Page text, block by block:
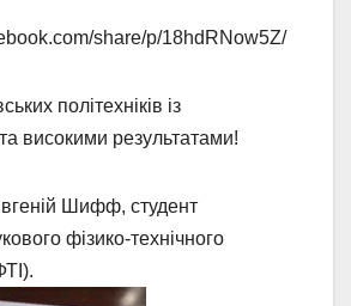
share/p/18hdRNow5Z/
політехніків із
високими результатами!
Шифф, студент
фізико-технічного